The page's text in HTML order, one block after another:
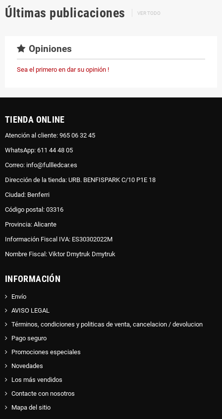
Últimas publicaciones VER TODO
Opiniones
Sea el primero en dar su opinión !
TIENDA ONLINE
Atención al cliente: 965 06 32 45
WhatsApp: 611 44 48 05
Correo: info@fullledcar.es
Dirección de la tienda: URB. BENFISPARK C/10 P1E 18
Ciudad: Benferri
Código postal: 03316
Provincia: Alicante
Información Fiscal IVA: ES30302022M
Nombre Fiscal: Viktor Dmytruk Dmytruk
INFORMACIÓN
Envío
AVISO LEGAL
Términos, condiciones y politicas de venta, cancelacion / devolucion
Pago seguro
Promociones especiales
Novedades
Los más vendidos
Contacte con nosotros
Mapa del sitio